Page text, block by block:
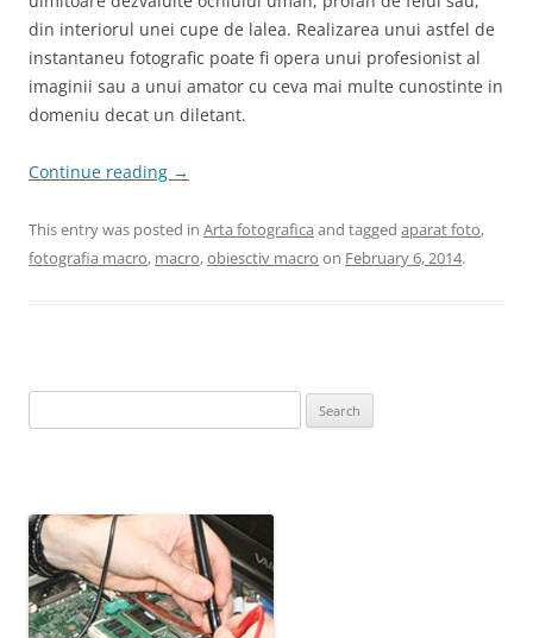
din interiorul unei cupe de lalea. Realizarea unui astfel de
instantaneu fotografic poate fi opera unui profesionist al
imaginii sau a unui amator cu ceva mai multe cunostinte in
domeniu decat un diletant.
Continue reading →
This entry was posted in Arta fotografica and tagged aparat foto,
fotografia macro, macro,obiesctiv macro on February 6, 2014.
for: